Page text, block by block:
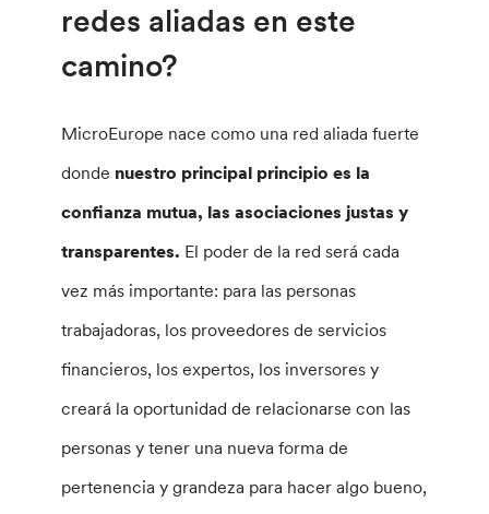
redes aliadas en este
camino?
MicroEurope nace como una red aliada fuerte
donde nuestro principal principio es la
confianza mutua, las asociaciones justas y
transparentes. El poder de la red será cada
vez más importante: para las personas
trabajadoras, los proveedores de servicios
financieros, los expertos, los inversores y
creará la oportunidad de relacionarse con las
personas y tener una nueva forma de
pertenencia y grandeza para hacer algo bueno,